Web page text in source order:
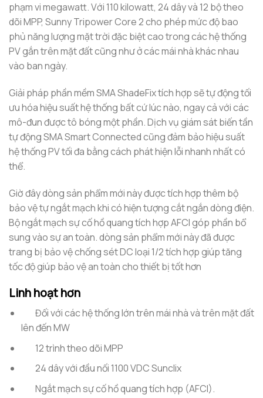
phạm vi megawatt. Với 110 kilowatt, 24 dây và 12 bộ theo
dõi MPP, Sunny Tripower Core 2 cho phép mức độ bao
phủ năng lượng mặt trời đặc biệt cao trong các hệ thống
PV gắn trên mặt đất cũng như ở các mái nhà khác nhau
vào ban ngày.
Giải pháp phần mềm SMA ShadeFix tích hợp sẽ tự động tối
ưu hóa hiệu suất hệ thống bất cứ lúc nào, ngay cả với các
mô-đun được tô bóng một phần. Dịch vụ giám sát biến tần
tự động SMA Smart Connected cũng đảm bảo hiệu suất
hệ thống PV tối đa bằng cách phát hiện lỗi nhanh nhất có
thể.
Giờ đây dòng sản phẩm mới này được tích hợp thêm bộ
bảo vệ tự ngắt mạch khi có hiện tượng cắt ngắn dòng điện.
Bộ ngắt mạch sự cố hồ quang tích hợp AFCI góp phần bổ
sung vào sự an toàn. dòng sản phẩm mới này đã được
trang bị bảo vệ chống sét DC loại 1/2 tích hợp giúp tăng
tốc độ giúp bảo vệ an toàn cho thiết bị tốt hơn
Linh hoạt hơn
Đối với các hệ thống lớn trên mái nhà và trên mặt đất
lên đến MW
12 trình theo dõi MPP
24 dây với đầu nối 1100 VDC Sunclix
Ngắt mạch sự cố hồ quang tích hợp (AFCI).